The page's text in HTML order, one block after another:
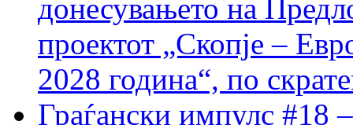
донесувањето на
проектот „Скопје –
2028 година“, по
Граѓански импулс #18